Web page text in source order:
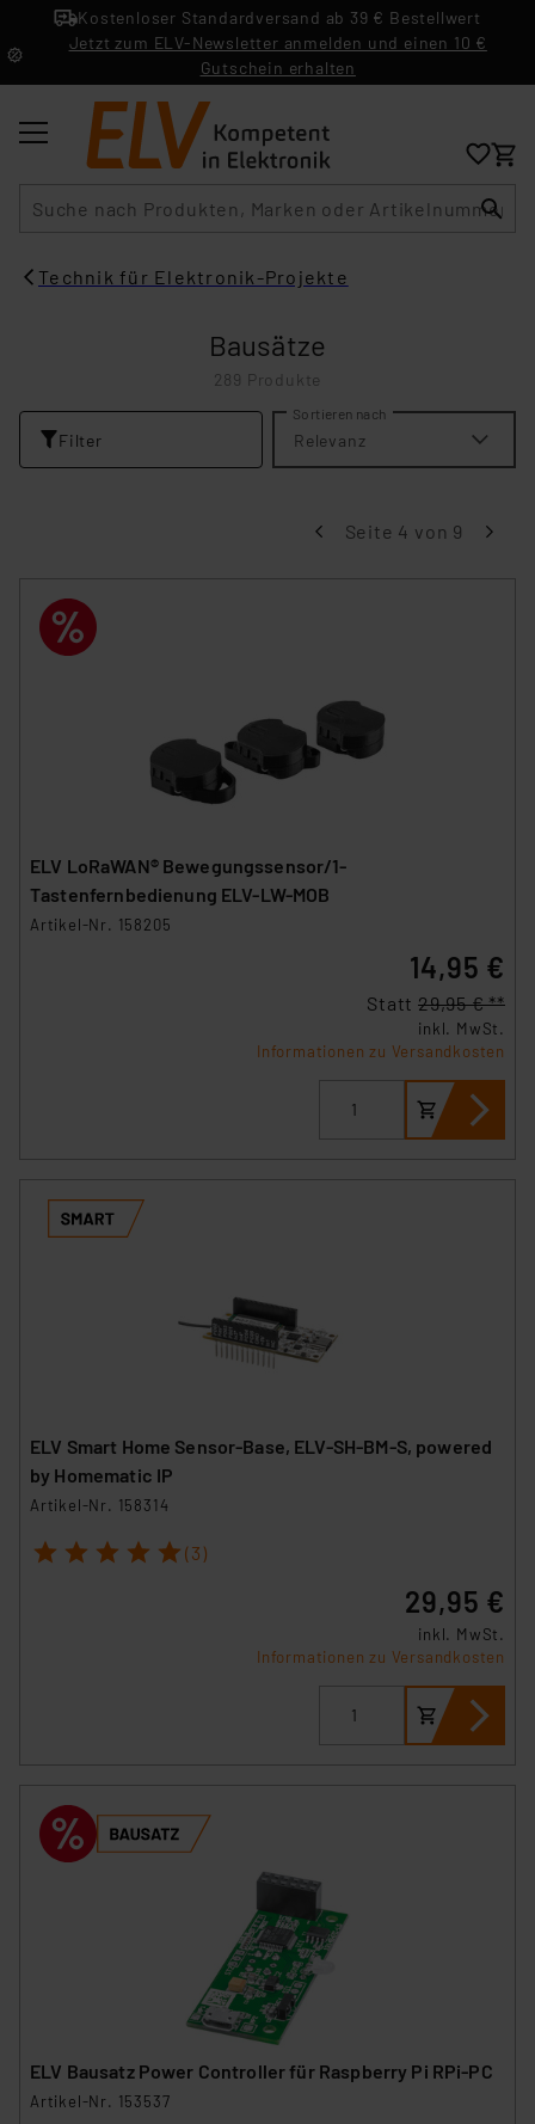
Kostenloser Standardversand ab 39 € Bestellwert
Jetzt zum ELV-Newsletter anmelden und einen 10 €
Gutschein erhalten
Technik für Elektronik-Projekte
Bausätze
289 Produkte
Filter
Sortieren nach
Relevanz
Seite 4 von 9
ELV LoRaWAN® Bewegungssensor/1-
Tastenfernbedienung ELV-LW-MOB
Artikel-Nr. 158205
14,95 €
Statt 29,95 € **
inkl. MwSt.
Informationen zu Versandkosten
ELV Smart Home Sensor-Base, ELV-SH-BM-S, powered
by Homematic IP
Artikel-Nr. 158314
1 2 3 4 5 (3)
29,95 €
inkl. MwSt.
Informationen zu Versandkosten
ELV Bausatz Power Controller für Raspberry Pi RPi-PC
Artikel-Nr. 153537